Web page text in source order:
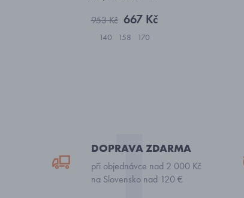
953 Kč 667 Kč
140 158 170
DOPRAVA ZDARMA
při objednávce nad 2 000 Kč
na Slovensko nad 120 €